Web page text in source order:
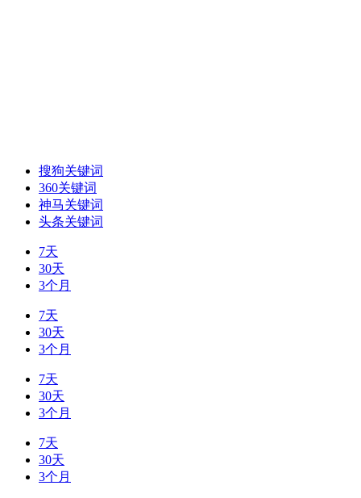
搜狗关键词
360关键词
神马关键词
头条关键词
7天
30天
3个月
7天
30天
3个月
7天
30天
3个月
7天
30天
3个月